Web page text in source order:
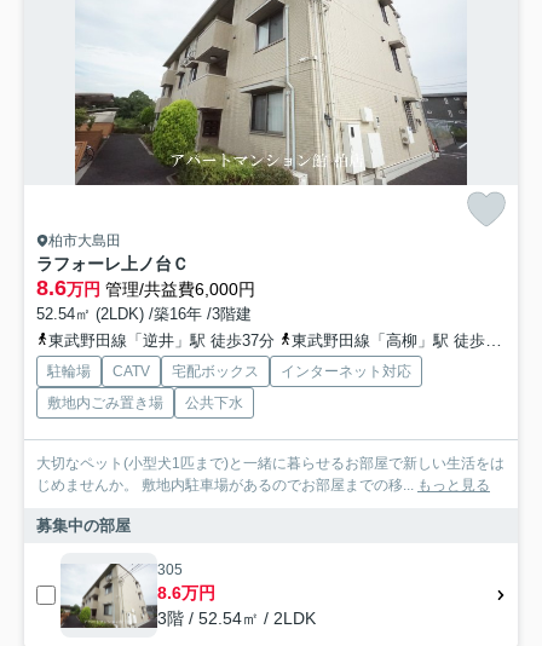
柏市大島田
ラフォーレ上ノ台Ｃ
8.6万円 管理/共益費6,000円
52.54㎡ (2LDK) /築16年 /3階建
東武野田線「逆井」駅 徒歩37分
東武野田線「高柳」駅 徒歩44分
駐輪場 CATV 宅配ボックス
インターネット対応
敷地内ごみ置き場
公共下水
大切なペット(小型犬1匹まで)と一緒に暮らせるお部屋で新しい生活をは
じめませんか。 敷地内駐車場があるのでお部屋までの移... もっと見る
募集中の部屋
305
8.6万円
3階 / 52.54㎡ / 2LDK